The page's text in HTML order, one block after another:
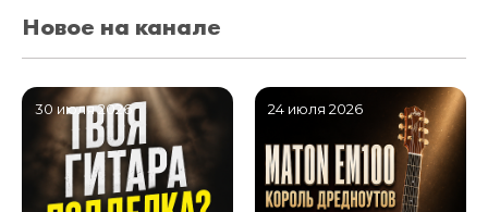
Новое на канале
30 июля 2026 24 июля 2026